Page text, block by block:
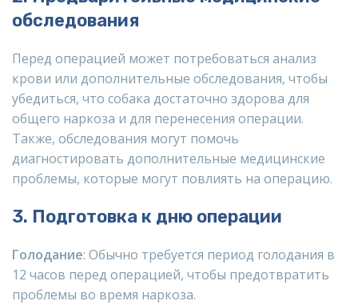
обследования
Перед операцией может потребоваться анализ
крови или дополнительные обследования, чтобы
убедиться, что собака достаточно здорова для
общего наркоза и для перенесения операции.
Также, обследования могут помочь
диагностировать дополнительные медицинские
проблемы, которые могут повлиять на операцию.
3. Подготовка к дню операции
Голодание: Обычно требуется период голодания в
12 часов перед операцией, чтобы предотвратить
проблемы во время наркоза.